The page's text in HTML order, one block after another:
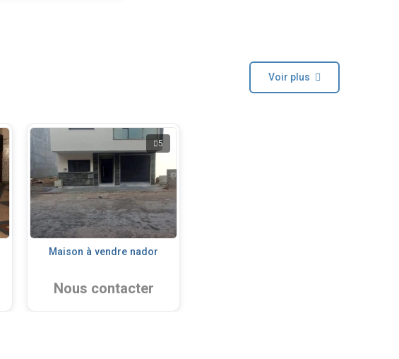
Voir plus
5
Maison à vendre nador
Nous contacter